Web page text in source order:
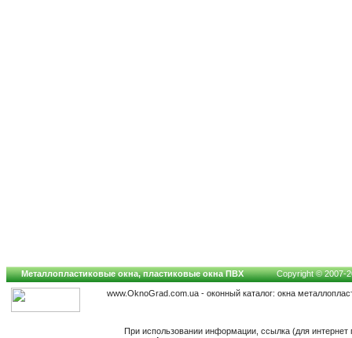
Металлопластиковые окна, пластиковые окна ПВХ Copyright © 2007-
www.OknoGrad.com.ua - оконный каталог: окна
При использовании информации, ссылка (для интернет